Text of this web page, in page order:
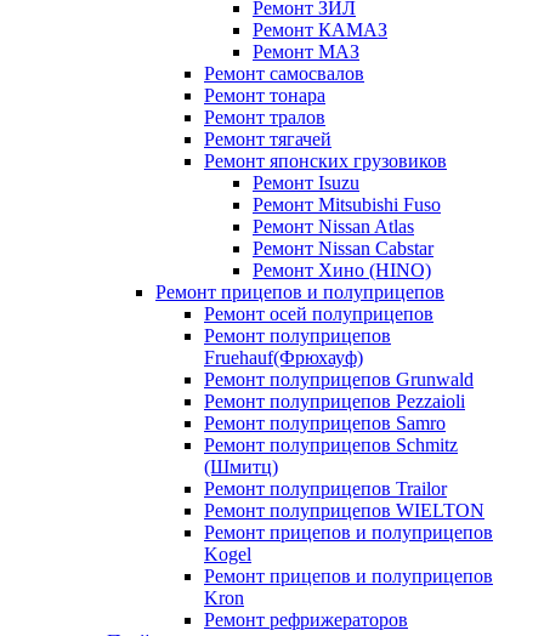
Ремонт ЗИЛ
Ремонт КАМАЗ
Ремонт МАЗ
Ремонт самосвалов
Ремонт тонара
Ремонт тралов
Ремонт тягачей
Ремонт японских грузовиков
Ремонт Isuzu
Ремонт Mitsubishi Fuso
Ремонт Nissan Atlas
Ремонт Nissan Cabstar
Ремонт Хино (HINO)
Ремонт прицепов и полуприцепов
Ремонт осей полуприцепов
Ремонт полуприцепов
Fruehauf(Фрюхауф)
Ремонт полуприцепов Grunwald
Ремонт полуприцепов Pezzaioli
Ремонт полуприцепов Samro
Ремонт полуприцепов Schmitz
(Шмитц)
Ремонт полуприцепов Trailor
Ремонт полуприцепов WIELTON
Ремонт прицепов и полуприцепов
Kogel
Ремонт прицепов и полуприцепов
Kron
Ремонт рефрижераторов